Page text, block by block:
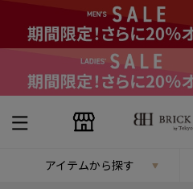
アイテムから探す